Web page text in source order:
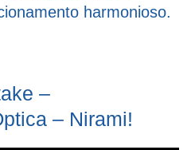
harmonioso.
–
– Nirami!